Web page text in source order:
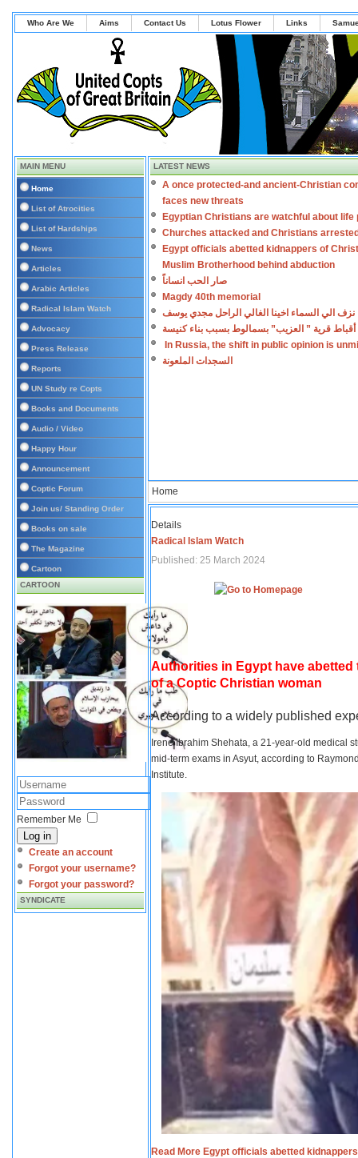
Who Are We Aims Contact Us Lotus Flower Links
MAIN MENU
Home
List of Atrocities
List of Hardships
News
Articles
Arabic Articles
Radical Islam Watch
Advocacy
Press Release
Reports
UN Study re Copts
Books and Documents
Audio / Video
Happy Hour
Announcement
Coptic Forum
Join us/ Standing Order
Books on sale
The Magazine
Cartoon
CARTOON
Remember Me
Log in
Create an account
Forgot your username?
Forgot your password?
SYNDICATE
LATEST NEWS
A once protected-and ancient-Christian
faces new threats
Egyptian Christians are watchful about life
Churches attacked and Christians
Egypt officials abetted kidnappers of
Muslim Brotherhood behind abduction
صار الحب انساناً
Magdy 40th memorial
نزف الي السماء اخينا الغالي الراحل مجدي يوسف
أقباط قرية ” العزيب” بسمالوط بسبب بناء كنيسة
In Russia, the shift in public opinion is
السجدات الملعونة
Home
Details
Radical Islam Watch
Published: 25 March 2024
Authorities in Egypt have
of a Coptic Christian woman
According to a widely published
Irene Ibrahim Shehata, a 21-year-old medical
mid-term exams in Asyut, according to
Institute.
Read More Egypt officials abetted